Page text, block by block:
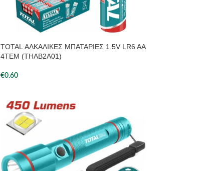
TOTAL ΑΛΚΑΛΙΚΕΣ ΜΠΑΤΑΡΙΕΣ 1.5V LR6 AA
4ΤΕΜ (THAB2A01)
€0.60